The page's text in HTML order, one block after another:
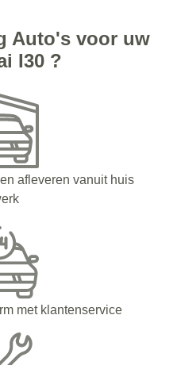
Auto's voor uw
I30 ?
afleveren vanuit huis
met klantenservice